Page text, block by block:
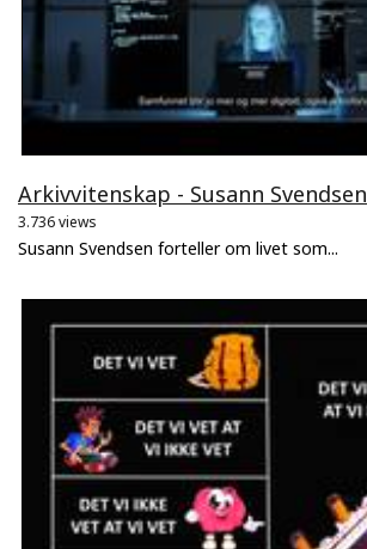
Arkivvitenskap - Susann Svendsen
3.736 views
Susann Svendsen forteller om livet som...